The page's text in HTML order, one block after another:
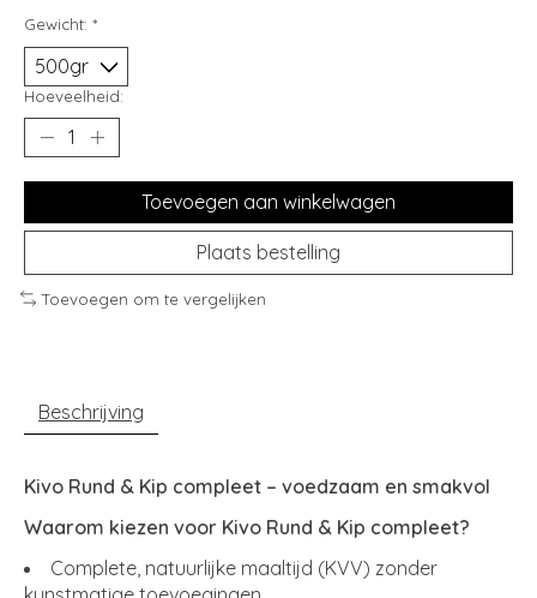
Gewicht: *
Hoeveelheid:
Toevoegen aan winkelwagen
Plaats bestelling
Toevoegen om te vergelijken
Beschrijving
Kivo Rund & Kip compleet – voedzaam en smakvol
Waarom kiezen voor Kivo Rund & Kip compleet?
Complete, natuurlijke maaltijd (KVV) zonder